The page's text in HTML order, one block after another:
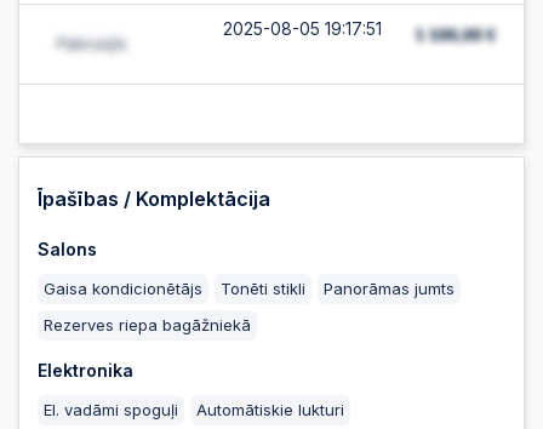
2025-08-05 19:17:51
2025-08-05 18:22:23
Īpašības / Komplektācija
Salons
Gaisa kondicionētājs Tonēti stikli
Panorāmas jumts
Rezerves riepa bagāžniekā
Elektronika
El. vadāmi spoguļi Automātiskie lukturi